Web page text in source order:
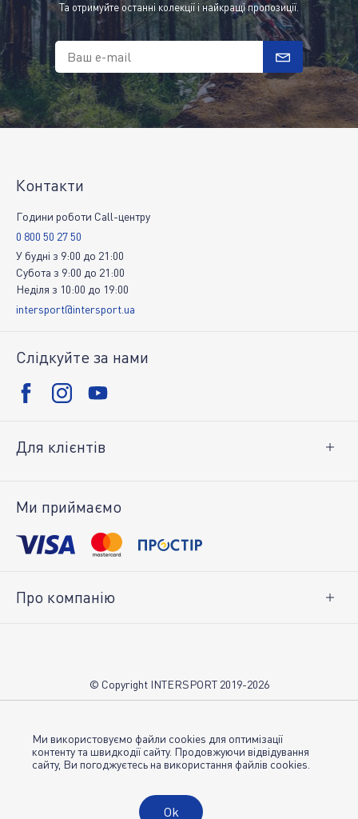
Та отримуйте останні колекції і найкращі пропозиції.
Ваш e-mail
Контакти
Години роботи Call-центру
0 800 50 27 50
У будні з 9:00 до 21:00
Субота з 9:00 до 21:00
Неділя з 10:00 до 19:00
intersport@intersport.ua
Слідкуйте за нами
Для клієнтів
Повернення товару
Ми приймаємо
Про компанію
Магазини INTERSPORT
© Copyright INTERSPORT 2019-2026
Політика конфіденційності
Публічна оферта
Ми використовуємо файли cookies для оптимізації
контенту та швидкодії сайту. Продовжуючи відвідування
сайту, Ви погоджуєтесь на використання файлів cookies.
Ok